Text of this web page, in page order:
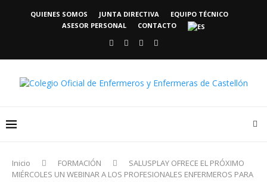
QUIENES SOMOS JUNTA DIRECTIVA
EQUIPO TÉCNICO
ASESOR PERSONAL
CONTACTO
Inicio FORMACIÓN
SALUSPLAY OFRECE EL PRÓXIMO
MIÉRCOLES UN WEBINAR A LOS PROFESIONALES ENFERMEROS PARA